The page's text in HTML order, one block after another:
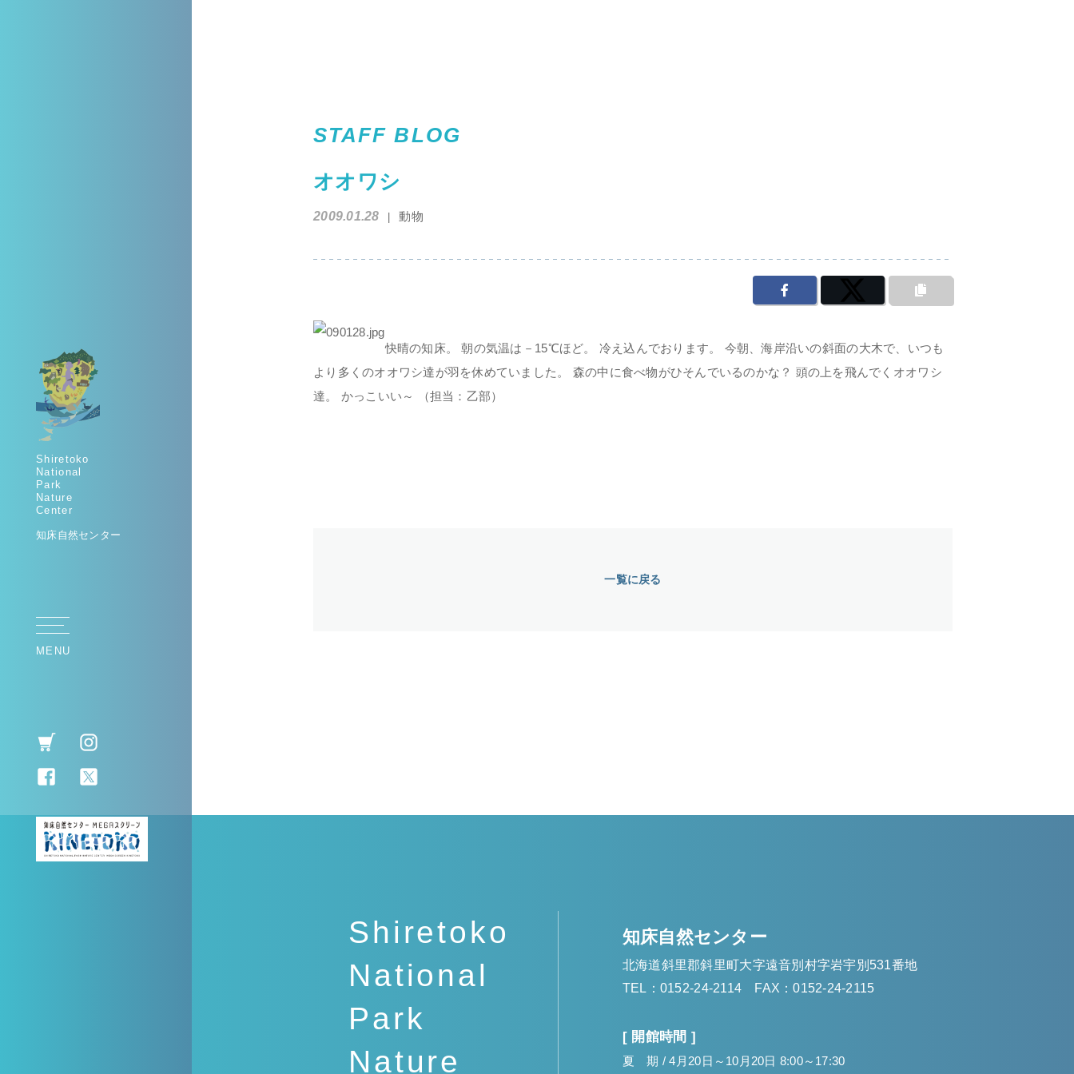
Shiretoko
National
Park
Nature
Center
知床自然センター
STAFF BLOG
オオワシ
2009.01.28 動物
快晴の知床。 朝の気温は－15℃ほど。 冷え込んでおります。 今朝、海岸沿いの斜面の大木で、いつも
より多くのオオワシ達が羽を休めていました。 森の中に食べ物がひそんでいるのかな？ 頭の上を飛んでくオオワシ
達。 かっこいい～ （担当：乙部）
一覧に戻る
Shiretoko
National
Park
Nature
知床自然センター
北海道斜里郡斜里町大字遠音別村字岩宇別531番地
TEL：0152-24-2114 FAX：0152-24-2115
[ 開館時間 ]
夏 期 / 4月20日～10月20日 8:00～17:30